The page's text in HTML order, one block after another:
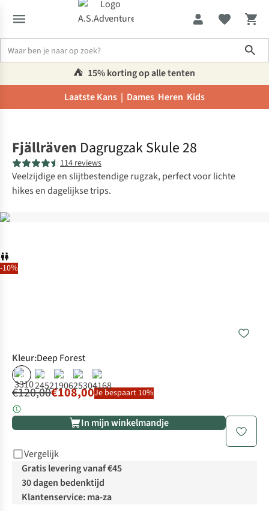
⛺️ 15% korting op alle tenten
Laatste Kans | Dames Heren Kids
-10%
Fjällräven Dagrugzak Skule 28
114 reviews
Veelzijdige en slijtbestendige rugzak, perfect voor lichte
hikes en dagelijkse trips.
Kleur:Deep Forest
% % % % %
€120,00€108,00Je bespaart 10%
In mijn winkelmandje
Vergelijk
Gratis levering vanaf €45
30 dagen bedenktijd
Klantenservice: ma-za